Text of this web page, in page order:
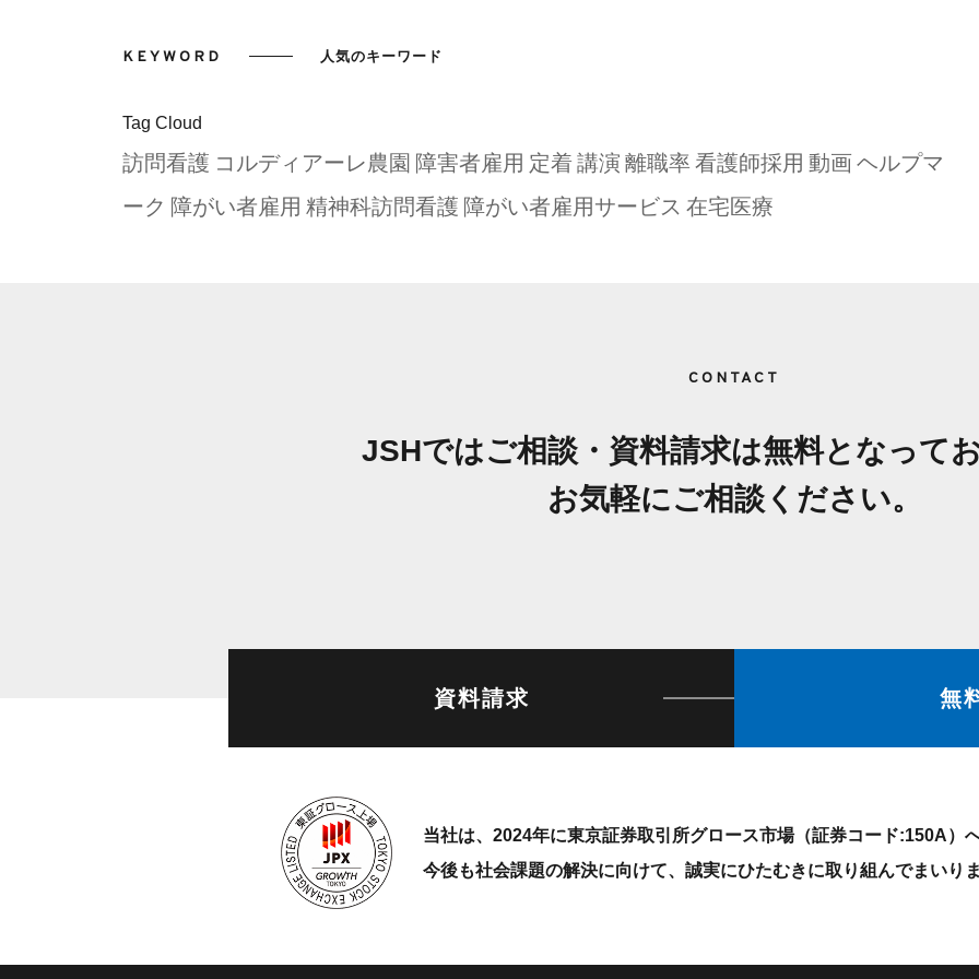
KEYWORD 人気のキーワード
Tag Cloud
訪問看護 コルディアーレ農園 障害者雇用 定着 講演 離職率 看護師採用 動画ヘルプマ
ーク 障がい者雇用 精神科訪問看護 障がい者雇用サービス 在宅医療
CONTACT
JSHではご相談・資料請求は無料となって
お気軽にご相談ください。
資料請求 無
当社は、2024年に東京証券取引所グロース市場（証券コード:150A）
今後も社会課題の解決に向けて、誠実にひたむきに取り組んでまいりま